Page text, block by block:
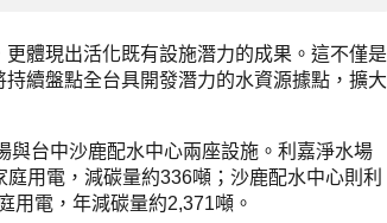
體現出活化既有設施潛力的成果。這不僅是
續盤點全台具開發潛力的水資源據點，擴大
與台中沙鹿配水中心兩座設施。利嘉淨水場
用電，減碳量約336噸；沙鹿配水中心則利
用電，年減碳量約2,371噸。